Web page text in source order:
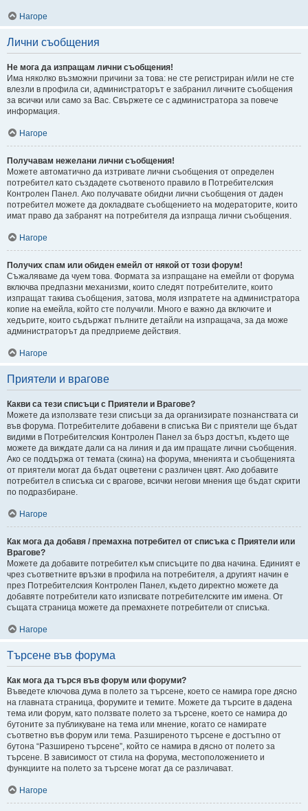
Нагоре
Лични съобщения
Не мога да изпращам лични съобщения!
Има няколко възможни причини за това: не сте регистриран и/или не сте
влезли в профила си, администраторът е забранил личните съобщения
за всички или само за Вас. Свържете се с администратора за повече
информация.
Нагоре
Получавам нежелани лични съобщения!
Можете автоматично да изтривате лични съобщения от определен
потребител като създадете съотвеното правило в Потребителския
Контролен Панел. Ако получавате обидни лични съобщения от даден
потребител можете да докладвате съобщението на модераторите, които
имат право да забранят на потребителя да изпраща лични съобщения.
Нагоре
Получих спам или обиден емейл от някой от този форум!
Съжаляваме да чуем това. Формата за изпращане на емейли от форума
включва предпазни механизми, които следят потребителите, които
изпращат такива съобщения, затова, моля изпратете на администратора
копие на емейла, който сте получили. Много е важно да включите и
хедърите, които съдържат пълните детайли на изпращача, за да може
администраторът да предприеме действия.
Нагоре
Приятели и врагове
Какви са тези списъци с Приятели и Врагове?
Можете да използвате тези списъци за да организирате познанствата си
във форума. Потребителите добавени в списъка Ви с приятели ще бъдат
видими в Потребителския Контролен Панел за бърз достъп, където ще
можете да виждате дали са на линия и да им пращате лични съобщения.
Ако се поддържа от темата (скина) на форума, мненията и съобщенията
от приятели могат да бъдат оцветени с различен цвят. Ако добавите
потребител в списъка си с врагове, всички негови мнения ще бъдат скрити
по подразбиране.
Нагоре
Как мога да добавя / премахна потребител от списъка с Приятели или
Врагове?
Можете да добавите потребител към списъците по два начина. Единият е
чрез съответните връзки в профила на потребителя, а другият начин е
през Потребителския Контролен Панел, където директно можете да
добавяте потребители като изписвате потребителските им имена. От
същата страница можете да премахнете потребители от списъка.
Нагоре
Търсене във форума
Как мога да търся във форум или форуми?
Въведете ключова дума в полето за търсене, което се намира горе дясно
на главната страница, форумите и темите. Можете да търсите в дадена
тема или форум, като ползвате полето за търсене, което се намира до
бутоните за публикуване на тема или мнение, когато се намирате
съответно във форум или тема. Разширеното търсене е достъпно от
бутона “Разширено търсене”, който се намира в дясно от полето за
търсене. В зависимост от стила на форума, местоположението и
функциите на полето за търсене могат да се различават.
Нагоре